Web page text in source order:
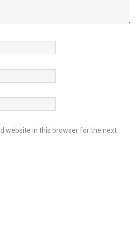
website in this browser for the next